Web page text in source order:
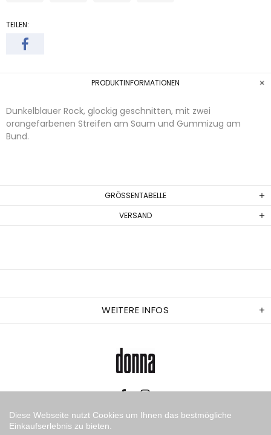
TEILEN:
PRODUKTINFORMATIONEN
Dunkelblauer Rock, glockig geschnitten, mit zwei
orangefarbenen Streifen am Saum und Gummizug am
Bund.
GRÖSSENTABELLE
VERSAND
WEITERE INFOS
Diese Webseite nutzt Cookies um Ihnen das bestmögliche
Einkaufserlebnis zu bieten.